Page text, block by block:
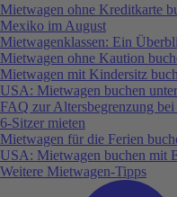
Mietwagen ohne Kreditkarte
Mexiko im August
Mietwagenklassen: Ein
Mietwagen ohne Kaution
Mietwagen mit Kindersitz
USA: Mietwagen buchen
FAQ zur Altersbegrenzung
6-Sitzer mieten
Mietwagen für die Ferien
USA: Mietwagen buchen mit
Weitere Mietwagen-Tipps